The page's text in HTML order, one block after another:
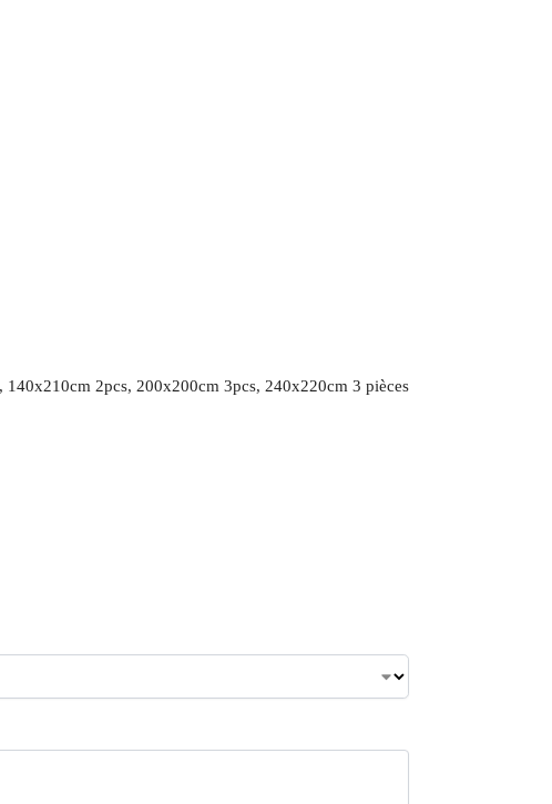
140x210cm 2pcs, 200x200cm 3pcs, 240x220cm 3 pièces